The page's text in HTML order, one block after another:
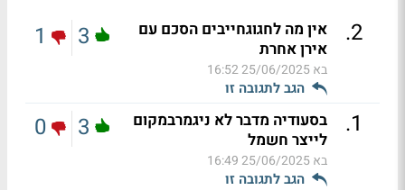
2
.
אין מה לחגוגחייבים הסכם עם
אירן אחרת
בא25/06/2025 16:52
הגב לתגובה זו
3
1
1
.
בסעודיה מדבר לא ניגמרבמקום
לייצר חשמל
בא25/06/2025 16:49
הגב לתגובה זו
3
0